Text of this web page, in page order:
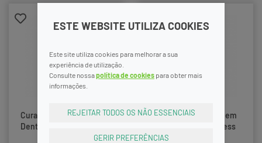
ESTE WEBSITE UTILIZA COOKIES
Este site utiliza cookies para melhorar a sua
experiência de utilização.
Consulte nossapolítica de cookies para obter mais
informações.
REJEITAR TODOS OS NÃO ESSENCIAIS
GERIR PREFERÊNCIAS
Curaprox Smart Escov
Dent Ultra Soft
Curaprox Kit de viagem
Be You Pure Happiness